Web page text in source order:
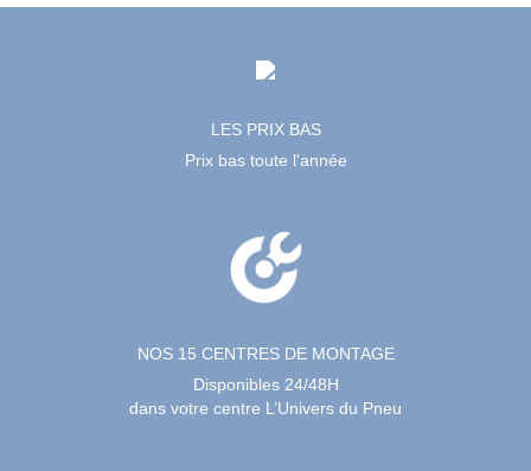
LES PRIX BAS
Prix bas toute l'année
NOS 15 CENTRES DE MONTAGE
Disponibles 24/48H
dans votre centre L’Univers du Pneu